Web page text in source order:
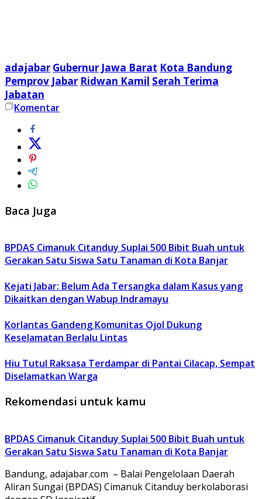
adajabar Gubernur Jawa Barat Kota Bandung
Pemprov Jabar Ridwan Kamil Serah Terima
Jabatan
Komentar
Baca Juga
BPDAS Cimanuk Citanduy Suplai 500 Bibit Buah untuk
Gerakan Satu Siswa Satu Tanaman di Kota Banjar
Kejati Jabar: Belum Ada Tersangka dalam Kasus yang
Dikaitkan dengan Wabup Indramayu
Korlantas Gandeng Komunitas Ojol Dukung
Keselamatan Berlalu Lintas
Hiu Tutul Raksasa Terdampar di Pantai Cilacap, Sempat
Diselamatkan Warga
Rekomendasi untuk kamu
BPDAS Cimanuk Citanduy Suplai 500 Bibit Buah untuk
Gerakan Satu Siswa Satu Tanaman di Kota Banjar
Bandung, adajabar.com – Balai Pengelolaan Daerah
Aliran Sungai (BPDAS) Cimanuk Citanduy berkolaborasi